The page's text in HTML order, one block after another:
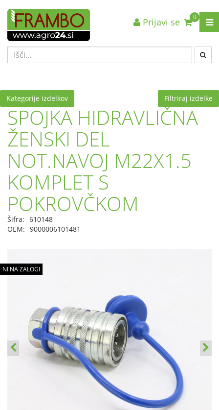
Nazaj en nivo
VRSTA 1
VRSTA 3
Nazaj en nivo
VRSTA 1
VRSTA 3
Nazaj en nivo
VRSTA 1
VRSTA 3
0
Prijavi se
Kategorije izdelkov Filtriraj izdelke
SPOJKA HIDRAVLIČNA
ŽENSKI DEL
NOT.NAVOJ M22X1.5
KOMPLET S
POKROVČKOM
Šifra: 610148
OEM: 9000006101481
NI NA ZALOGI